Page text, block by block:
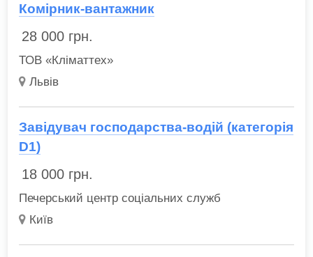
Комірник-вантажник
28 000 грн.
ТОВ «Кліматтех»
Львів
Завідувач господарства-водій (категорія
D1)
18 000 грн.
Печерський центр соціальних служб
Київ